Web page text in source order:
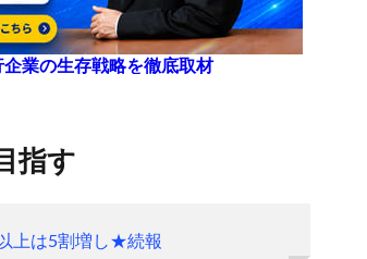
業の生存戦略を徹底取材
指す
上は5割増し★続報